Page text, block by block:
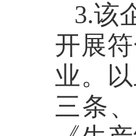
3.该
开展
业。
三条